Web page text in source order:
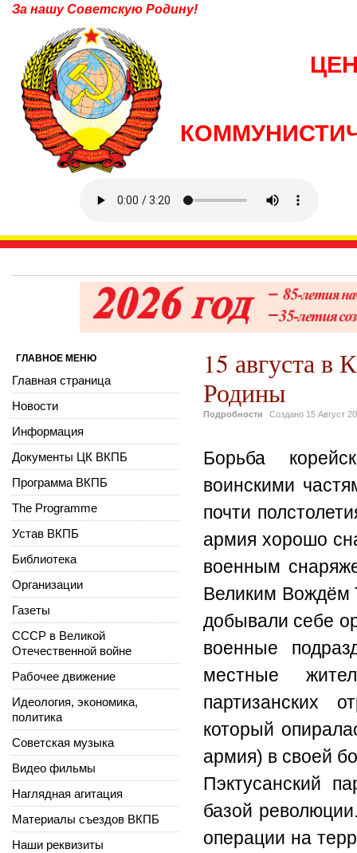
За нашу Советскую Родину!
15 августа в
Родины
Подробности Создано 15 Август
Борьба
воинскими
почти
армия хорошо
военным
Великим
добывали себе
военные
местные
партизанских
который
армия) в своей
Пэктусанский
базой
операции на
ГЛАВНОЕ МЕНЮ
Главная страница
Новости
Информация
Документы ЦК ВКПБ
Программа ВКПБ
The Programme
Устав ВКПБ
Библиотека
Организации
Газеты
СССР в Великой
Отечественной войне
Рабочее движение
Идеология, экономика,
политика
Советская музыка
Видео фильмы
Наглядная агитация
Материалы съездов ВКПБ
Наши реквизиты